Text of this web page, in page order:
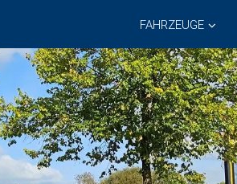
FAHRZEUGE